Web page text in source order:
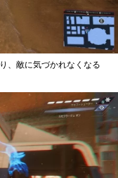
、敵に気づかれなくなる